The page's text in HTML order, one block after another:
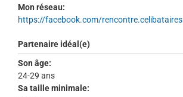
Mon réseau:
https://facebook.com/rencontre.celibataires
Partenaire idéal(e)
Son âge:
24-29 ans
Sa taille minimale: